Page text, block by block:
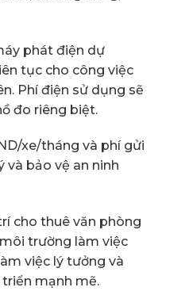
phát điện dự
tục cho công việc
Phí điện sử dụng sẽ
đo riêng biệt.
xe/tháng và phí gửi
và bảo vệ an ninh
cho thuê văn phòng
trường làm việc
việc lý tưởng và
mạnh mẽ.